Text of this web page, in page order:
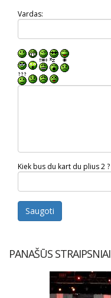
Vardas:
Kiek bus du kart du plius 2 ?
Saugoti
PANAŠŪS STRAIPSNIAI